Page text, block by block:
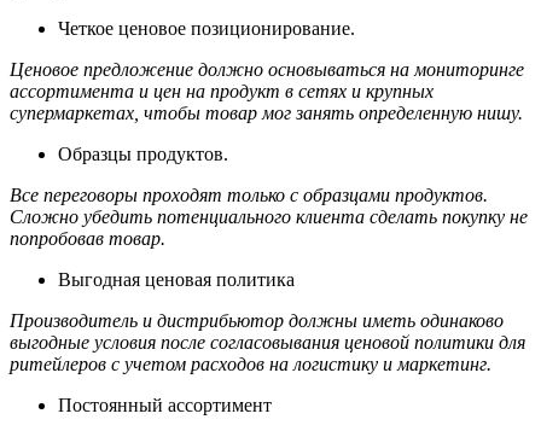
Четкое ценовое позиционирование.
Ценовое предложение должно основываться на мониторинге
ассортимента и цен на продукт в сетях и крупных
супермаркетах, чтобы товар мог занять определенную нишу.
Образцы продуктов.
Все переговоры проходят только с образцами продуктов.
Сложно убедить потенциального клиента сделать покупку не
попробовав товар.
Выгодная ценовая политика
Производитель и дистрибьютор должны иметь одинаково
выгодные условия после согласовывания ценовой политики для
ритейлеров с учетом расходов на логистику и маркетинг.
Постоянный ассортимент